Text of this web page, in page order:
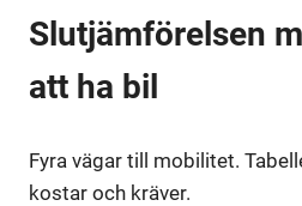
Slutjämförelsen
att ha bil
Fyra vägar till mobilitet.
kostar och kräver.